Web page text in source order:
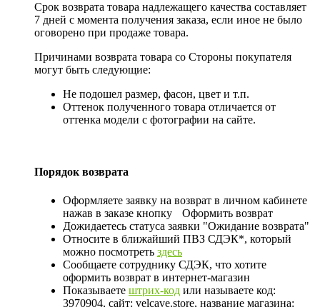
Срок возврата товара надлежащего качества составляет
7 дней с момента получения заказа, если иное не было
оговорено при продаже товара.
Причинами возврата товара со Стороны покупателя
могут быть следующие:
Не подошел размер, фасон, цвет и т.п.
Оттенок полученного товара отличается от
оттенка модели с фотографии на сайте.
Порядок возврата
Оформляете заявку на возврат в личном кабинете
нажав в заказе кнопку
Оформить возврат
Дожидаетесь статуса заявки "Ожидание возврата"
Относите в ближайший ПВЗ СДЭК*, который
можно посмотреть здесь
Сообщаете сотруднику СДЭК, что хотите
оформить возврат в интернет-магазин
Показываете штрих-код или называете код:
3970904, сайт: velcave.store, название магазина: